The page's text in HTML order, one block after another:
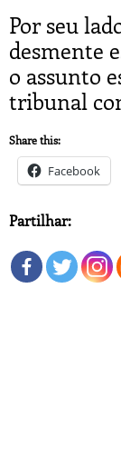
Por seu
desmente
o assunto
tribunal
Share this:
Facebook
Partilhar: